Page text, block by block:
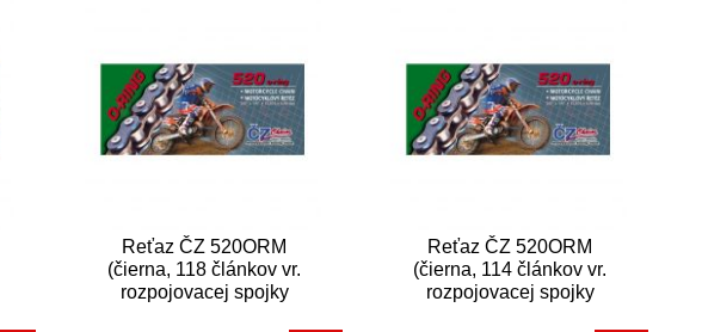
Reťaz ČZ 520ORM
(čierna, 118 článkov vr.
rozpojovacej spojky
Reťaz ČZ 520ORM
(čierna, 114 článkov vr.
rozpojovacej spojky